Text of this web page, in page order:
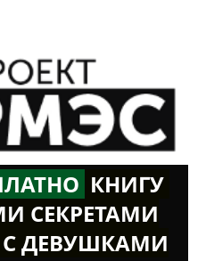
КНИГУ
СЕКРЕТАМИ
ДЕВУШКАМИ